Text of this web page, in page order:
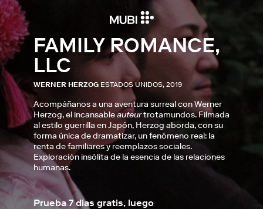
FAMILY ROMANCE,
LLC
WERNER HERZOG ESTADOS UNIDOS, 2019
Acompáñanos a una aventura surreal con Werner
Herzog, el incansableauteurtrotamundos. Filmada
al estilo guerrilla en Japón, Herzog aborda, con su
forma única de dramatizar, un fenómeno real: la
renta de familiares y reemplazos sociales.
Exploración insólita de la esencia de las relaciones
humanas.
Prueba 7 días gratis, luego